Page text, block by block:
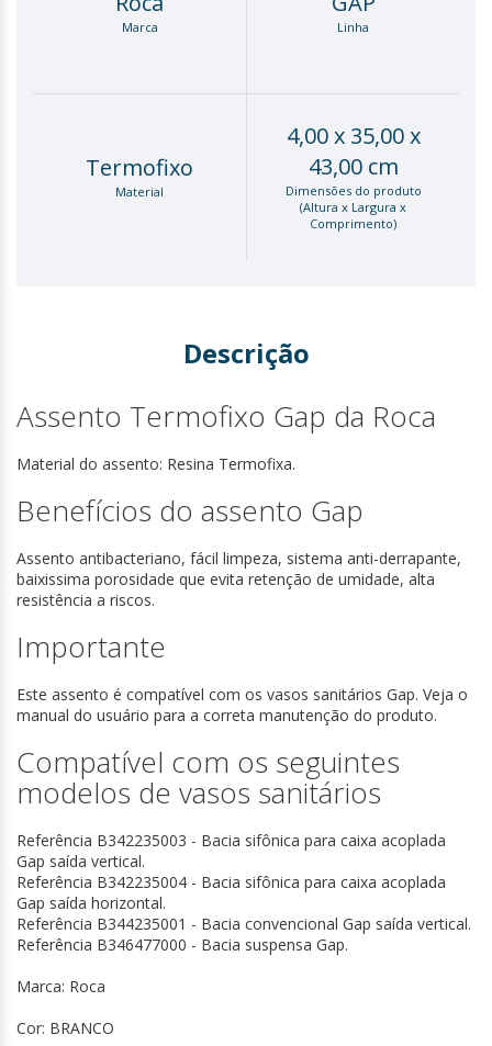
Marca Linha
Termofixo
Material
4,00 x 35,00 x
43,00 cm
Dimensões do produto
(Altura x Largura x
Comprimento)
Descrição
Assento Termofixo Gap da Roca
Material do assento: Resina Termofixa.
Benefícios do assento Gap
Assento antibacteriano, fácil limpeza, sistema anti-derrapante,
baixissima porosidade que evita retenção de umidade, alta
resistência a riscos.
Importante
Este assento é compatível com os vasos sanitários Gap. Veja o
manual do usuário para a correta manutenção do produto.
Compatível com os seguintes
modelos de vasos sanitários
Referência B342235003 - Bacia sifônica para caixa acoplada
Gap saída vertical.
Referência B342235004 - Bacia sifônica para caixa acoplada
Gap saída horizontal.
Referência B344235001 - Bacia convencional Gap saída vertical.
Referência B346477000 - Bacia suspensa Gap.
Marca: Roca
Cor: BRANCO